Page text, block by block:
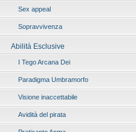
Sex appeal
Sopravvivenza
Abilità Esclusive
I Tego Arcana Dei
Paradigma Umbramorfo
Visione inaccettabile
Avidità del pirata